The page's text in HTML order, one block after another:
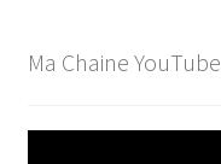
Ma Chaine YouTube